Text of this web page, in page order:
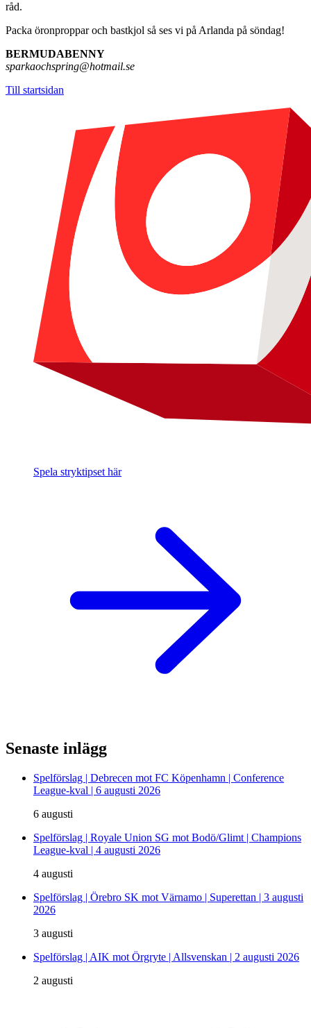
råd.
Packa öronproppar och bastkjol så ses vi på Arlanda på söndag!
BERMUDABENNY
sparkaochspring@hotmail.se
Till startsidan
Spela stryktipset här
Senaste inlägg
Spelförslag | Debrecen mot FC Köpenhamn | Conference
League-kval | 6 augusti 2026
6 augusti
Spelförslag | Royale Union SG mot Bodö/Glimt | Champions
League-kval | 4 augusti 2026
4 augusti
Spelförslag | Örebro SK mot Värnamo | Superettan | 3 augusti
2026
3 augusti
Spelförslag | AIK mot Örgryte | Allsvenskan | 2 augusti 2026
2 augusti